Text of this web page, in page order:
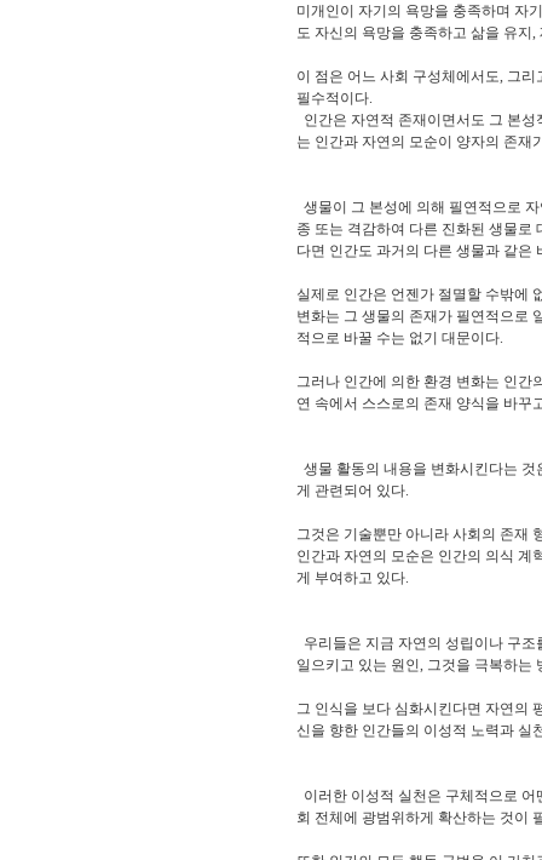
미개인이 자기의 욕망을 충족하며 자
도 자신의 욕망을 충족하고 삶을 유지
이 점은 어느 사회 구성체에서도, 그
필수적이다.
인간은 자연적 존재이면서도 그 본
는 인간과 자연의 모순이 양자의 존재
생물이 그 본성에 의해 필연적으로
종 또는 격감하여 다른 진화된 생물로
다면 인간도 과거의 다른 생물과 같은
실제로 인간은 언젠가 절멸할 수밖에
변화는 그 생물의 존재가 필연적으로
적으로 바꿀 수는 없기 대문이다.
그러나 인간에 의한 환경 변화는 인간
연 속에서 스스로의 존재 양식을 바꾸
생물 활동의 내용을 변화시킨다는
게 관련되어 있다.
그것은 기술뿐만 아니라 사회의 존재
인간과 자연의 모순은 인간의 의식 계
게 부여하고 있다.
우리들은 지금 자연의 성립이나 구
일으키고 있는 원인, 그것을 극복하는
그 인식을 보다 심화시킨다면 자연의
신을 향한 인간들의 이성적 노력과 실
이러한 이성적 실천은 구체적으로
회 전체에 광범위하게 확산하는 것이